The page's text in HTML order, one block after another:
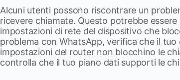
Alcuni utenti possono riscontrare un
ricevere chiamate. Questo potrebbe
impostazioni di rete del dispositivo che
problema con WhatsApp, verifica che il
impostazioni del router non blocchino le
controlla che il tuo piano dati supporti le